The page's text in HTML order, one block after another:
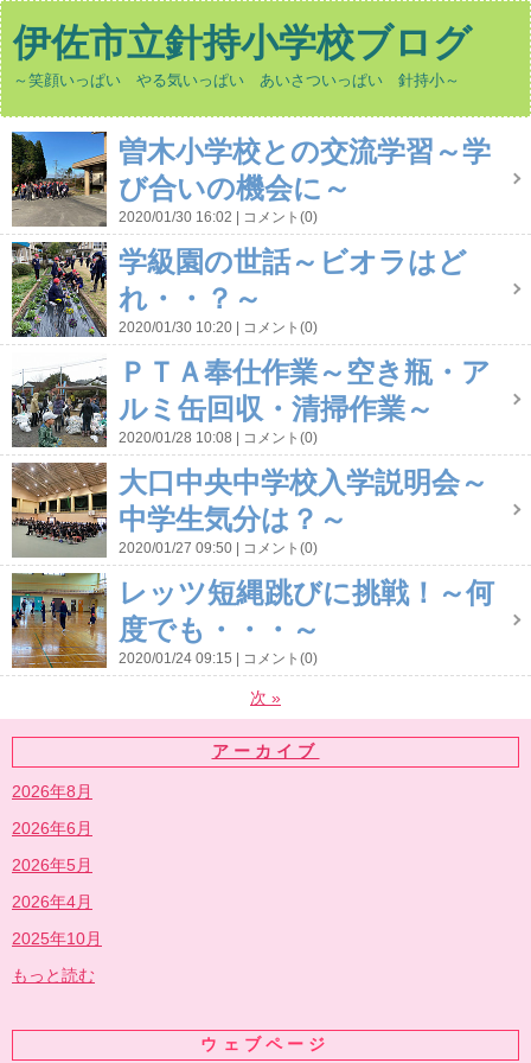
伊佐市立針持小学校ブログ
～笑顔いっぱい やる気いっぱい あいさついっぱい 針持小～
曽木小学校との交流学習～学
び合いの機会に～
2020/01/30 16:02 コメント(0)
学級園の世話～ビオラはど
れ・・？～
2020/01/30 10:20 コメント(0)
ＰＴＡ奉仕作業～空き瓶・ア
ルミ缶回収・清掃作業～
2020/01/28 10:08 コメント(0)
大口中央中学校入学説明会～
中学生気分は？～
2020/01/27 09:50 コメント(0)
レッツ短縄跳びに挑戦！～何
度でも・・・～
2020/01/24 09:15 コメント(0)
次 »
アーカイブ
2026年8月
2026年6月
2026年5月
2026年4月
2025年10月
もっと読む
ウェブページ